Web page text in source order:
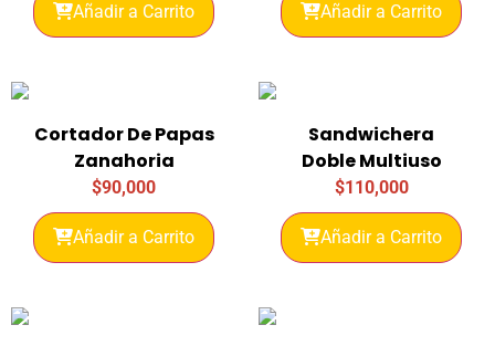
Añadir a Carrito Añadir a Carrito
Cortador De Papas
Zanahoria
$90,000
Añadir a Carrito
Sandwichera
Doble Multiuso
$110,000
Añadir a Carrito